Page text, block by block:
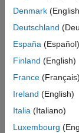
マスク エディ
Denmark
Deutschland
España (Español)
Finland (English)
France (Français)
Ireland (English)
Italia (Italiano)
Luxembourg